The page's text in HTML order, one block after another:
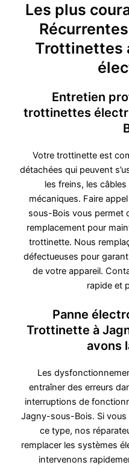
Les plus
Trottinettes
Entretien
trottinettes
Votre trottinette est
détachées qui peuvent
les freins, les
mécaniques. Faire
sous-Bois vous permet
remplacement pour
trottinette. Nous
défectueuses pour
de votre appareil.
rapide et
Panne
Trottinette à
avons
Les
entraîner des erreurs
interruptions de
Jagny-sous-Bois. Si
ce type, nos
remplacer les systèmes
intervenons